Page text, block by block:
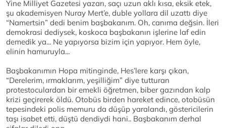
Yine Milliyet Gazetesi yazarı, saçı uzun aklı kısa, eksik etek,
şu akademisyen Nuray Mert’e, duble yollara dil uzattı diye
“Namertsin” dedi benim başbakanım. Oh, canıma değsin. İleri
demokrasi dediysek, koskoca başbakanın işlerine laf edin
demedik ya... Ne yapıyorsa bizim için yapıyor. Hem öyle,
elinin hamuruyla...
Başbakanımın Hopa mitinginde, Hes’lere karşı çıkan,
“Derelerim, ırmaklarım, yeşilliğim” diye tutturan
protestoculardan bir emekli öğretmen, biber gazından kalp
krizi geçirerek öldü. Otobüs birden hareket edince, otobüsün
tepesindeki polis memuru da düşüp yaralandı, göstericilerin
taşı isabet etti, düştü dendiydi hani.. Başbakanım derhal